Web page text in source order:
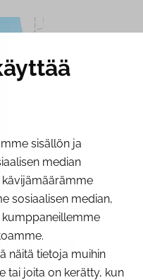
sisällön ja
median
sosiaalisen median,
kumppaneillemme
näitä tietoja muihin
tai joita on kerätty, kun